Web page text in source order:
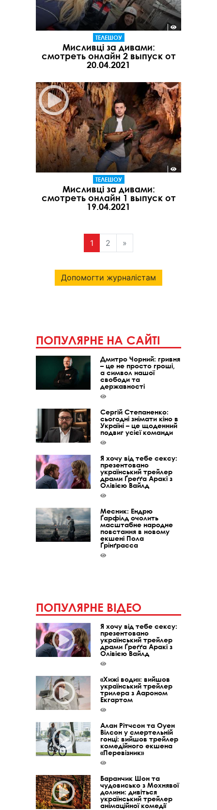
ТЕЛЕШОУ
Мисливці за дивами:
смотреть онлайн 2 выпуск от
20.04.2021
ТЕЛЕШОУ
Мисливці за дивами:
смотреть онлайн 1 выпуск от
19.04.2021
1 2 »
Допомогти журналістам
ПОПУЛЯРНЕ НА САЙТІ
Дмитро Чорний: гривня
– це не просто гроші,
а символ нашої
свободи та
державності
Сергій Степаненко:
сьогодні знімати кіно в
Україні – це щоденний
подвиг усієї команди
Я хочу від тебе сексу:
презентовано
український трейлер
драми Ґреґґа Аракі з
Олівією Вайлд
Месник: Ендрю
Ґарфілд очолить
масштабне народне
повстання в новому
екшені Пола
Ґрінґрасса
ПОПУЛЯРНЕ ВІДЕО
Я хочу від тебе сексу:
презентовано
український трейлер
драми Ґреґґа Аракі з
Олівією Вайлд
«Хижі води»: вийшов
український трейлер
трилера з Аароном
Екгартом
Алан Рітчсон та Оуен
Вілсон у смертельній
гонці: вийшов трейлер
комедійного екшена
«Перевізник»
Баранчик Шон та
чудовисько з Мохнявої
долини: дивіться
український трейлер
анімаційної комедії